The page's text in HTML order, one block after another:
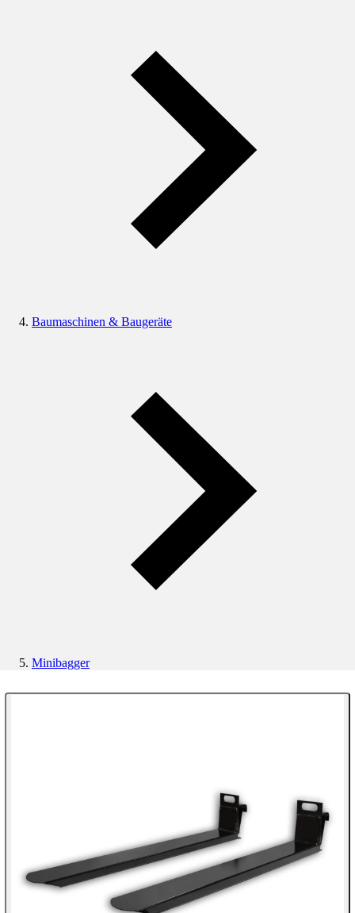
Baumaschinen & Baugeräte
Minibagger